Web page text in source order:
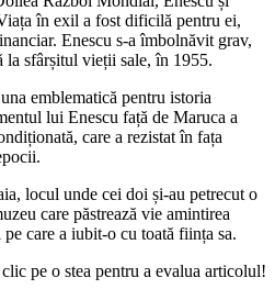
în exil a fost dificilă pentru ei,
Enescu s-a îmbolnăvit grav,
la sfârșitul vieții sale, în 1955.
emblematică pentru istoria
lui Enescu față de Maruca a
care a rezistat în fața
locul unde cei doi și-au petrecut o
care păstrează vie amintirea
care a iubit-o cu toată ființa sa.
pe o stea pentru a evalua articolul!